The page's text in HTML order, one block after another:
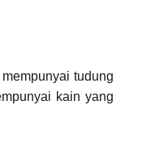
tudung
kain yang